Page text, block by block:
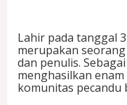
Lahir pada tanggal
merupakan
dan penulis.
menghasilkan
komunitas pecandu